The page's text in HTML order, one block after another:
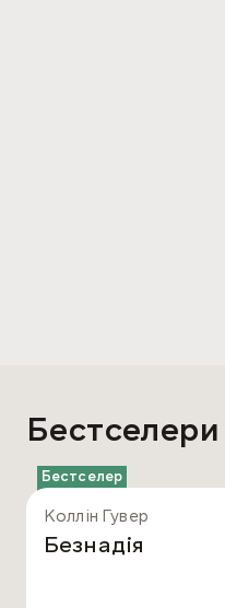
Бестселери
Бестселер
Коллін Гувер
Безнадія